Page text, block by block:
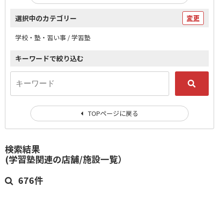
検索結果
(学習塾関連の店舗/施設一覧）
676件
選択中のカテゴリー 変更
学校・塾・習い事 / 学習塾
キーワードで絞り込む
TOPページに戻る